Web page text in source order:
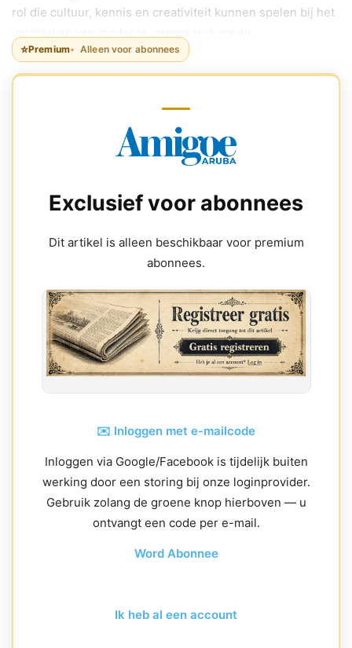
rol die cultuur, kennis en creativiteit kunnen spelen bij het
⭐Premium Alleen voor abonnees
Exclusief voor abonnees
Dit artikel is alleen beschikbaar voor premium
abonnees.
✉️ Inloggen met e-mailcode
Inloggen via Google/Facebook is tijdelijk buiten
werking door een storing bij onze loginprovider.
Gebruik zolang de groene knop hierboven — u
ontvangt een code per e-mail.
Word Abonnee
Ik heb al een account